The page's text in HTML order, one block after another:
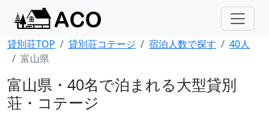
貸別荘TOP 貸別荘コテージ 宿泊人数で探す
40人
富山県
富山県・40名で泊まれる大型貸別
荘・コテージ